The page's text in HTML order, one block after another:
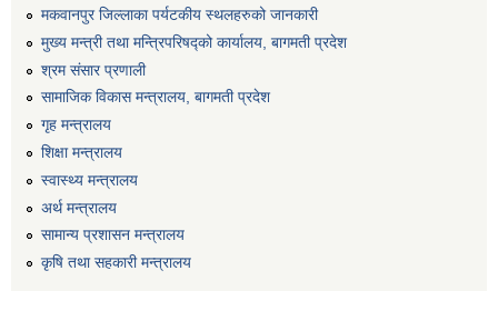
मकवानपुर जिल्लाका पर्यटकीय स्थलहरुको जानकारी
मुख्य मन्त्री तथा मन्त्रिपरिषद्को कार्यालय, बागमती प्रदेश
श्रम संसार प्रणाली
सामाजिक विकास मन्त्रालय, बागमती प्रदेश
गृह मन्त्रालय
शिक्षा मन्त्रालय
स्वास्थ्य मन्त्रालय
अर्थ मन्त्रालय
सामान्य प्रशासन मन्त्रालय
कृषि तथा सहकारी मन्त्रालय